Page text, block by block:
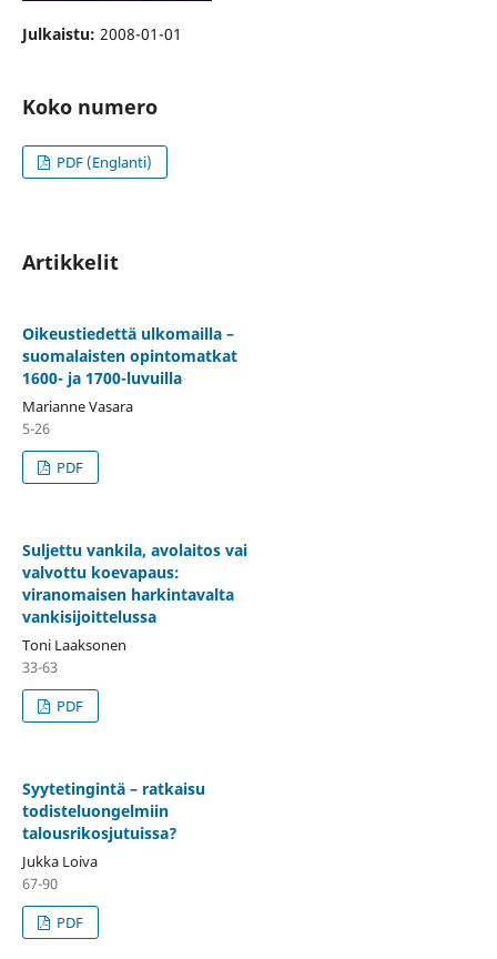
Julkaistu: 2008-01-01
Koko numero
PDF (Englanti)
Artikkelit
Oikeustiedettä ulkomailla –
suomalaisten opintomatkat
1600- ja 1700-luvuilla
Marianne Vasara
5-26
PDF
Suljettu vankila, avolaitos vai
valvottu koevapaus:
viranomaisen harkintavalta
vankisijoittelussa
Toni Laaksonen
33-63
PDF
Syytetingintä – ratkaisu
todisteluongelmiin
talousrikosjutuissa?
Jukka Loiva
67-90
PDF